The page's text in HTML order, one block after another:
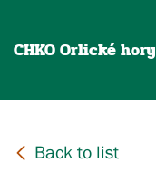
CHKO Orlické hory